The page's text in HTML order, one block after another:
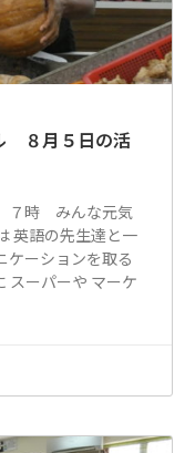
８月５日の活
７時 みんな元気
英語の先生達と一
ケーションを取る
スーパーや マーケ